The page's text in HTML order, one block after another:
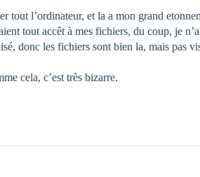
l’ordinateur, et la a mon grand
tout accêt à mes fichiers, du coup, je
donc les fichiers sont bien la, mais pas
cela, c’est très bizarre.